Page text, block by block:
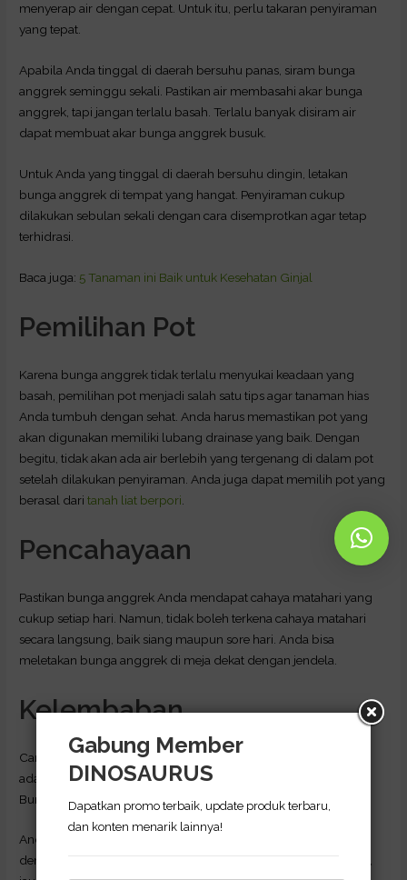
menyerap air dengan cepat. Untuk itu, perlu takaran penyiraman
yang tepat.
Apabila Anda tinggal di daerah bersuhu panas, siram bunga
anggrek seminggu sekali. Pastikan air membasahi akar bunga
anggrek, tapi jangan terlalu basah. Terlalu banyak disiram air
dapat membuat akar bunga anggrek busuk.
Untuk Anda yang tinggal di daerah bersuhu dingin, letakan
bunga anggrek di tempat yang hangat. Penyiraman cukup
dilakukan sebulan sekali dengan cara disemprotkan agar tetap
terhidrasi.
Baca juga: 5 Tanaman ini Baik untuk Kesehatan Ginjal
Pemilihan Pot
Karena bunga anggrek tidak terlalu menyukai keadaan yang
basah, pemilihan pot menjadi salah satu tips agar tanaman hias
Anda tumbuh dengan sehat. Anda harus memastikan pot yang
akan digunakan memiliki lubang drainase yang baik. Dengan
begitu, tidak akan ada air berlebih yang tergenang di dalam pot
setelah dilakukan penyiraman. Anda juga dapat memilih pot yang
berasal daritanah liat berpori
Pencahayaan
Pastikan bunga anggrek Anda mendapat cahaya matahari yang
cukup setiap hari. Namun, tidak boleh terkena cahaya matahari
secara langsung, baik siang maupun sore hari. Anda bisa
meletakan bunga anggrek di meja dekat dengan jendela.
Kelembaban
Cara selanjutnya agar tanaman hias ini dapat bertahan hidup
adalah dengan memperhatikan kelembaban area sekitarnya.
Bunga anggrek menyukai tingkat kelembaban yang tinggi.
Anda tidak boleh meletakkan bunga anggrek di tempat yang
dengan langsung diterpa angin dan cahaya matahari. Selain itu,
Gabung Member
DINOSAURUS
Dapatkan promo terbaik, update produk terbaru,
dan konten menarik lainnya!